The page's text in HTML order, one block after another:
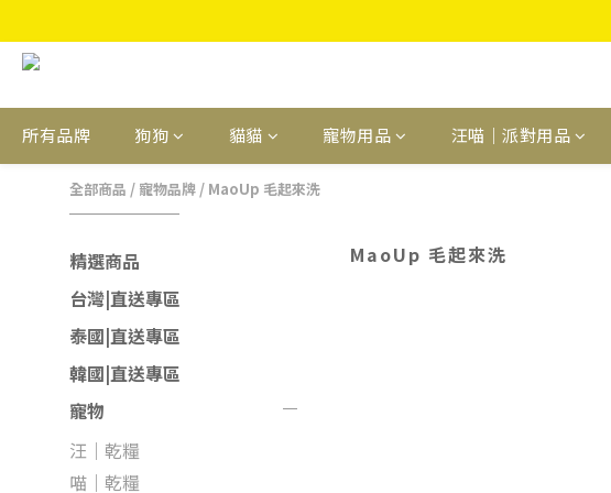
所有品牌 狗狗 貓貓 寵物用品 汪喵｜派對用品
全部商品 / 寵物品牌 / MaoUp 毛起來洗
精選商品
台灣|直送專區
泰國|直送專區
韓國|直送專區
寵物
汪｜乾糧
喵｜乾糧
MaoUp 毛起來洗